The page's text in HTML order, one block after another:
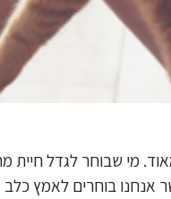
מי שבוחר לגדל חיית
אנחנו בוחרים לאמץ